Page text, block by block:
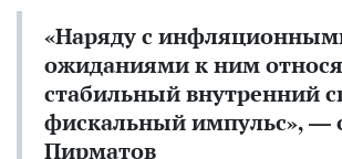
«Наряду с
ожиданиями к ним
стабильный внутренний
фискальный импульс», —
Пирматов